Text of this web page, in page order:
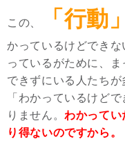
この、 「行動」
かっているけどでき
っているがために、
できずにいる人たちが
「わかっているけど
りません。わかって
り得ないのですから。